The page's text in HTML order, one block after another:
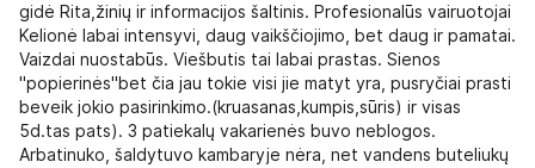
gidė Rita,žinių ir informacijos šaltinis. Profesionalūs vairuotojai
Kelionė labai intensyvi, daug vaikščiojimo, bet daug ir pamatai.
Vaizdai nuostabūs. Viešbutis tai labai prastas. Sienos
"popierinės"bet čia jau tokie visi jie matyt yra, pusryčiai prasti
beveik jokio pasirinkimo.(kruasanas,kumpis,sūris) ir visas
5d.tas pats). 3 patiekalų vakarienės buvo neblogos.
Arbatinuko, šaldytuvo kambaryje nėra, net vandens buteliukų